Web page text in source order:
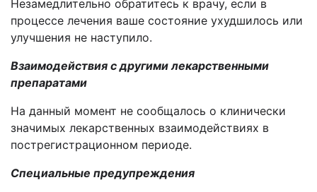
Незамедлительно обратитесь к врачу, если в
процессе лечения ваше состояние ухудшилось или
улучшения не наступило.
Взаимодействия с другими лекарственными
препаратами
На данный момент не сообщалось о клинически
значимых лекарственных взаимодействиях в
пострегистрационном периоде.
Специальные предупреждения